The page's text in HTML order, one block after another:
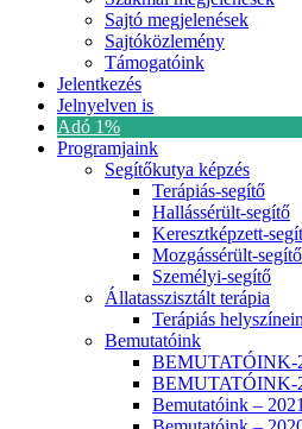
Sajtó megjelenések
Sajtóközlemény
Támogatóink
Jelentkezés
Jelnyelven is
Adó 1%
Programjaink
Segítőkutya képzés
Terápiás-segítő
Hallássérült-segítő
Keresztképzett-
Mozgássérült-segítő
Személyi-segítő
Állatasszisztált terápia
Terápiás
Bemutatóink
BEMUTATÓINK-
BEMUTATÓINK-
Bemutatóink – 2021